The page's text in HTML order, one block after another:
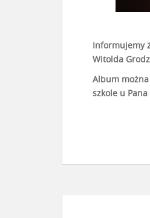
Informujemy
Witolda
Album
szkole u Pana